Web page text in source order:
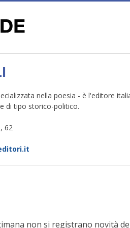
nella poesia - è l'editore
di tipo storico-politico.
62
non si registrano novità